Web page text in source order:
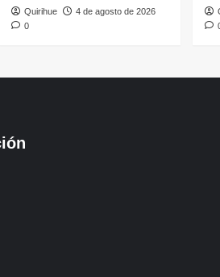
Quirihue
4 de agosto de 2026
0